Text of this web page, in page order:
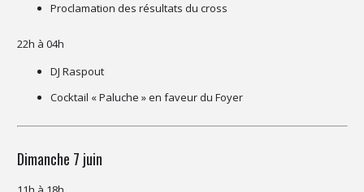
Proclamation des résultats du cross
22h à 04h
DJ Raspout
Cocktail « Paluche » en faveur du Foyer
Dimanche 7 juin